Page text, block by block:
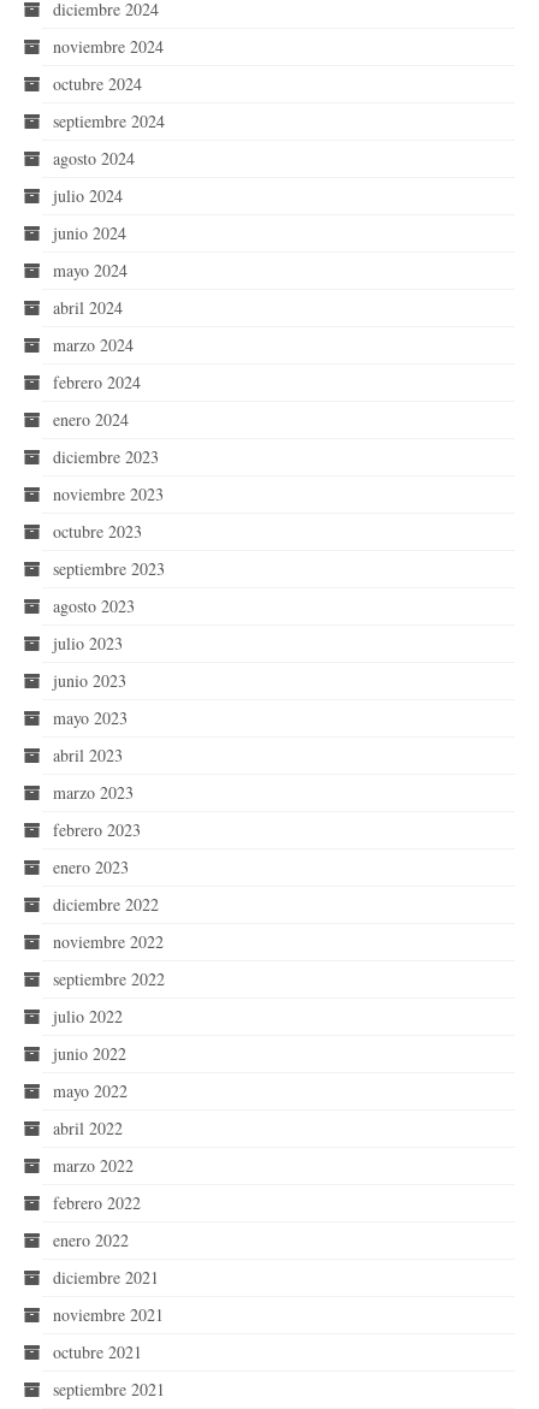
diciembre 2024
noviembre 2024
octubre 2024
septiembre 2024
agosto 2024
julio 2024
junio 2024
mayo 2024
abril 2024
marzo 2024
febrero 2024
enero 2024
diciembre 2023
noviembre 2023
octubre 2023
septiembre 2023
agosto 2023
julio 2023
junio 2023
mayo 2023
abril 2023
marzo 2023
febrero 2023
enero 2023
diciembre 2022
noviembre 2022
septiembre 2022
julio 2022
junio 2022
mayo 2022
abril 2022
marzo 2022
febrero 2022
enero 2022
diciembre 2021
noviembre 2021
octubre 2021
septiembre 2021